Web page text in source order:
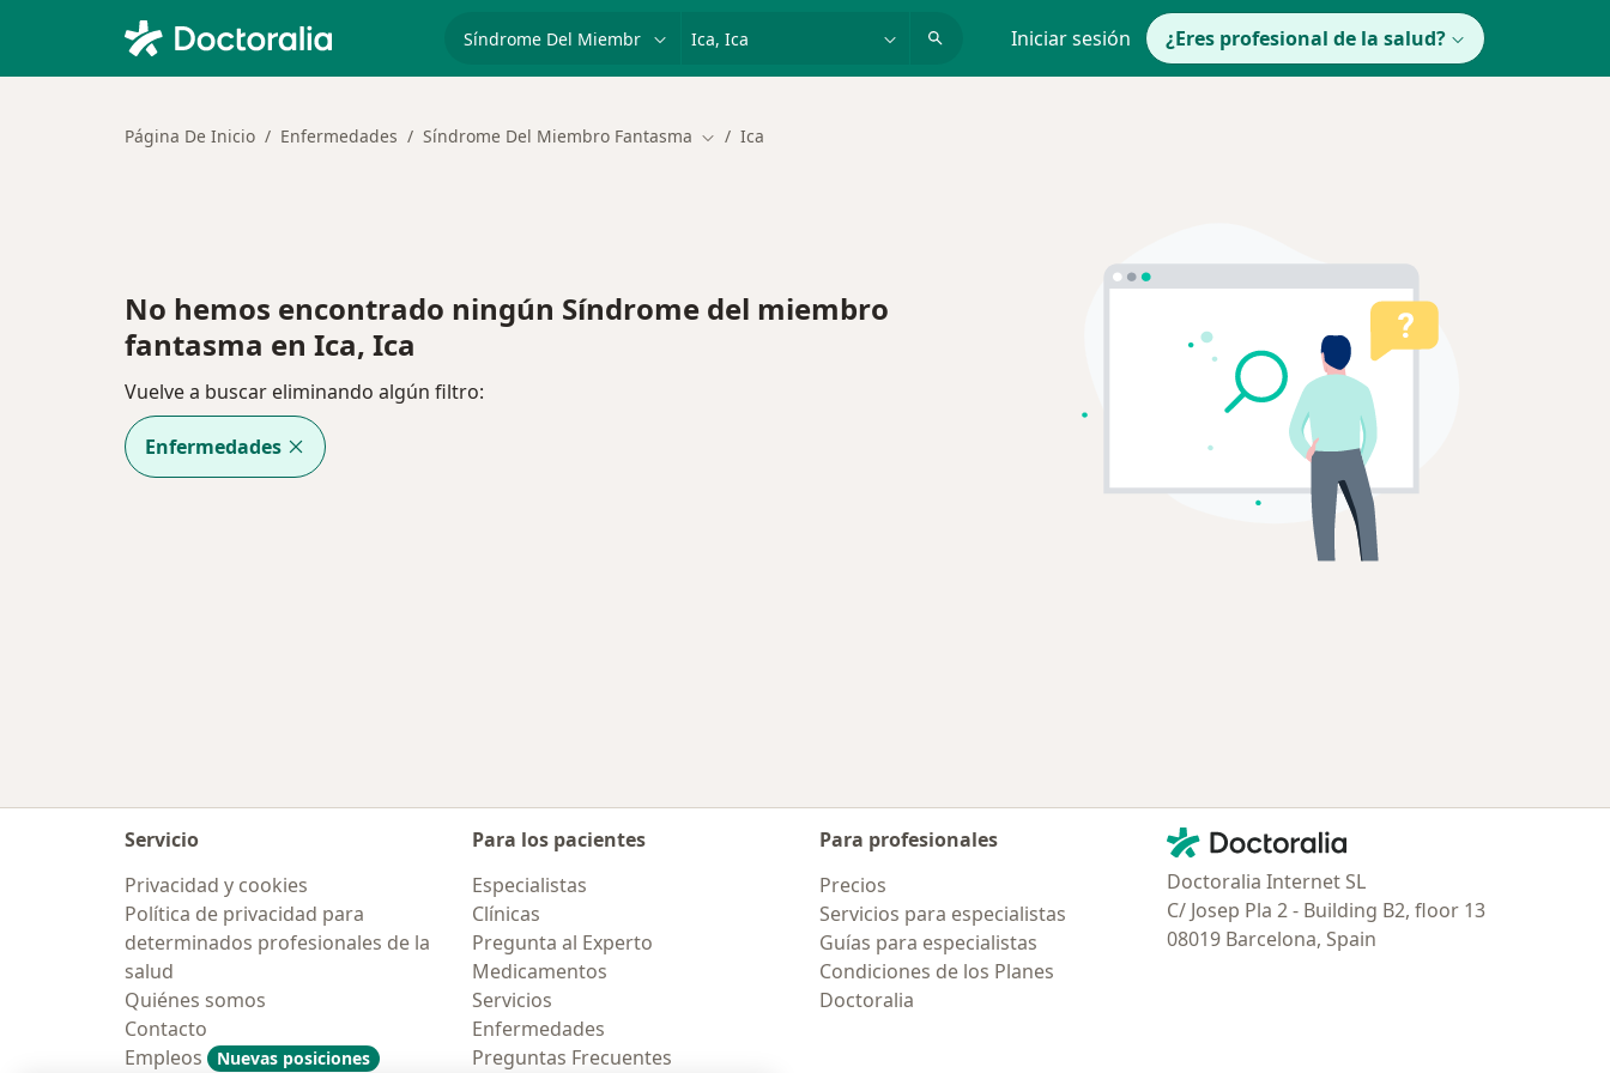
especialidad, enfermedad o nombre Iniciar sesión ¿Eres profesional de la salud?
Página De Inicio Enfermedades Síndrome Del Miembro Fantasma Cambiar de ciudad
Ica
No hemos encontrado ningún Síndrome del miembro
fantasma en Ica, Ica
Vuelve a buscar eliminando algún filtro:
Enfermedades
Servicio
Privacidad y cookies
Política de privacidad para
determinados profesionales de la
salud
Quiénes somos
Contacto
Empleos
Nuevas posiciones
Para los pacientes
Especialistas
Clínicas
Pregunta al Experto
Medicamentos
Servicios
Enfermedades
Preguntas Frecuentes
Para profesionales
Precios
Servicios para especialistas
Guías para especialistas
Condiciones de los Planes
Doctoralia
Contacto
Doctoralia - Página de inicio
Doctoralia Internet SL
C/ Josep Pla 2 - Building B2, floor 13
08019 Barcelona, Spain